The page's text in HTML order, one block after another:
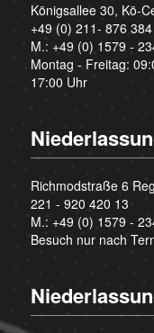
Königsallee 30, Kö-
+49 (0) 211- 876
M.: +49 (0) 1579 -
Montag - Freitag:
17:00 Uhr
Richmodstraße 6
221 - 920 420 13
M.: +49 (0) 1579 -
Besuch nur nach